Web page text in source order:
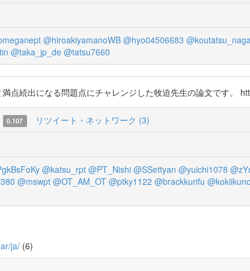
@hiroakiyamanoWB @hyo04506683
@taka_jp_de @tatsu7660
点続出になる問題点にチャレンジした牧迫先生の論文です。
0.107 リツイート・ネットワーク (3)
@katsu_rpt @PT_Nishi @SSettyan @yuichi1078
@mswpt @OT_AM_OT @ptky1122 @brackkurifu @kokiikuno
ja/ (6)